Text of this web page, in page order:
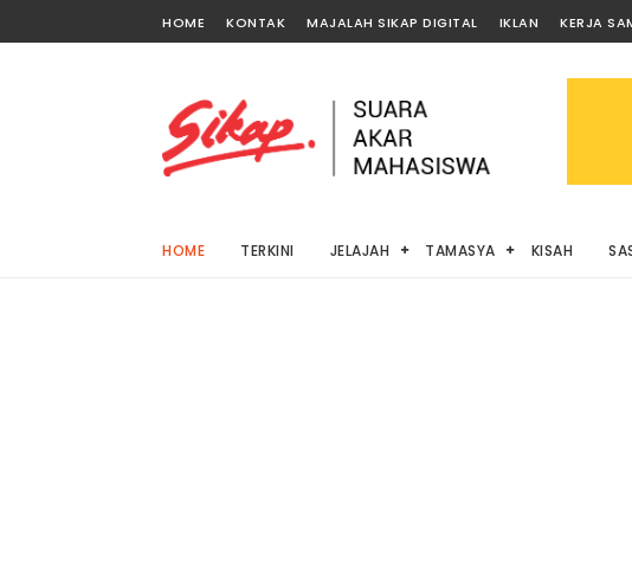
HOME KONTAK MAJALAH SIKAP DIGITAL IKLAN KERJA
HOME TERKINI JELAJAH TAMASYA KISAH